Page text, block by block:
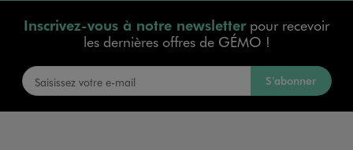
Inscrivez-vous à notre newsletterpour recevoir
les dernières offres de GÉMO !
S’abonner